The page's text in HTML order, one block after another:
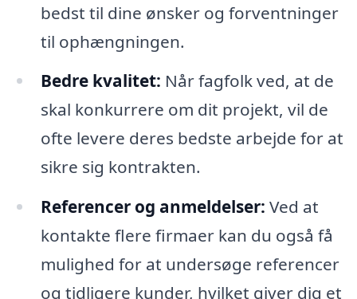
bedst til dine ønsker og forventninger
til ophængningen.
Bedre kvalitet: Når fagfolk ved, at de
skal konkurrere om dit projekt, vil de
ofte levere deres bedste arbejde for at
sikre sig kontrakten.
Referencer og anmeldelser: Ved at
kontakte flere firmaer kan du også få
mulighed for at undersøge referencer
og tidligere kunder, hvilket giver dig et